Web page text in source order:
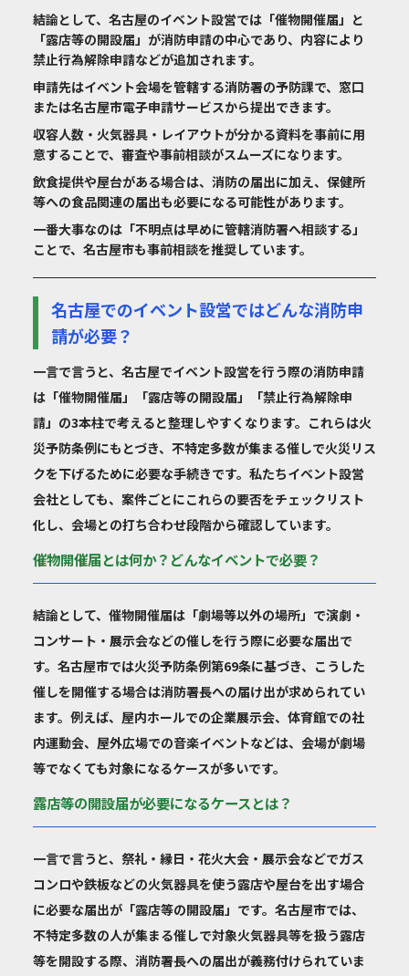
結論として、名古屋のイベント設営では「催物開催届」と
「露店等の開設届」が消防申請の中心であり、内容により
禁止行為解除申請などが追加されます。
申請先はイベント会場を管轄する消防署の予防課で、窓口
または名古屋市電子申請サービスから提出できます。
収容人数・火気器具・レイアウトが分かる資料を事前に用
意することで、審査や事前相談がスムーズになります。
飲食提供や屋台がある場合は、消防の届出に加え、保健所
等への食品関連の届出も必要になる可能性があります。
一番大事なのは「不明点は早めに管轄消防署へ相談する」
ことで、名古屋市も事前相談を推奨しています。
名古屋でのイベント設営ではどんな消防申
請が必要？
一言で言うと、名古屋でイベント設営を行う際の消防申請
は「催物開催届」「露店等の開設届」「禁止行為解除申
請」の3本柱で考えると整理しやすくなります。これらは火
災予防条例にもとづき、不特定多数が集まる催しで火災リス
クを下げるために必要な手続きです。私たちイベント設営
会社としても、案件ごとにこれらの要否をチェックリスト
化し、会場との打ち合わせ段階から確認しています。
催物開催届とは何か？どんなイベントで必要？
結論として、催物開催届は「劇場等以外の場所」で演劇・
コンサート・展示会などの催しを行う際に必要な届出で
す。名古屋市では火災予防条例第69条に基づき、こうした
催しを開催する場合は消防署長への届け出が求められてい
ます。例えば、屋内ホールでの企業展示会、体育館での社
内運動会、屋外広場での音楽イベントなどは、会場が劇場
等でなくても対象になるケースが多いです。
露店等の開設届が必要になるケースとは？
一言で言うと、祭礼・縁日・花火大会・展示会などでガス
コンロや鉄板などの火気器具を使う露店や屋台を出す場合
に必要な届出が「露店等の開設届」です。名古屋市では、
不特定多数の人が集まる催しで対象火気器具等を扱う露店
等を開設する際、消防署長への届出が義務付けられていま